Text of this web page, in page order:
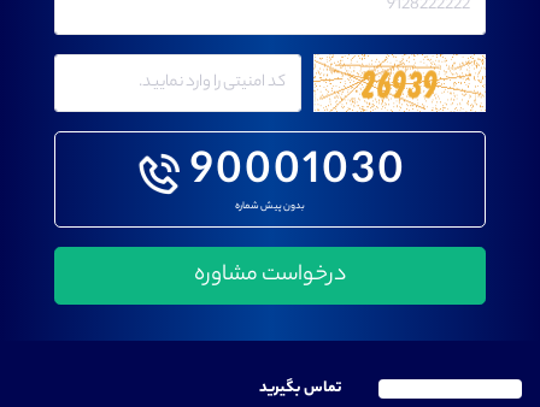
90001030
بدون پیش شماره
تماس بگیرید